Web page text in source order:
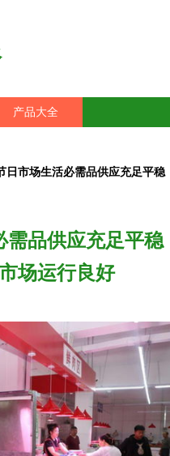
产品大全
日市场生活必需品供应充足平稳
需品供应充足平稳
场运行良好